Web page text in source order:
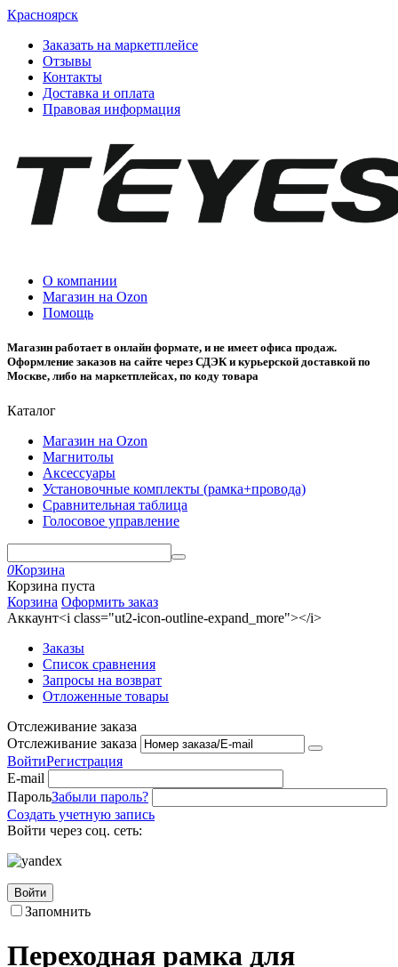
Красноярск
Заказать на маркетплейсе
Отзывы
Контакты
Доставка и оплата
Правовая информация
О компании
Магазин на Ozon
Помощь
Магазин работает в онлайн формате, и не имеет офиса продаж.
Оформление заказов на сайте через СДЭК и курьерской доставкой по
Москве, либо на маркетплейсах, по коду товара
Каталог
Магазин на Ozon
Магнитолы
Аксессуары
Установочные комплекты (рамка+провода)
Сравнительная таблица
Голосовое управление
0Корзина
Корзина пуста
Корзина Оформить заказ
Аккаунт<i class="ut2-icon-outline-expand_more"></i>
Заказы
Список сравнения
Запросы на возврат
Отложенные товары
Отслеживание заказа
Отслеживание заказа
ВойтиРегистрация
E-mail
ПарольЗабыли пароль?
Создать учетную запись
Войти через соц. сеть:
Войти
Запомнить
Переходная рамка для